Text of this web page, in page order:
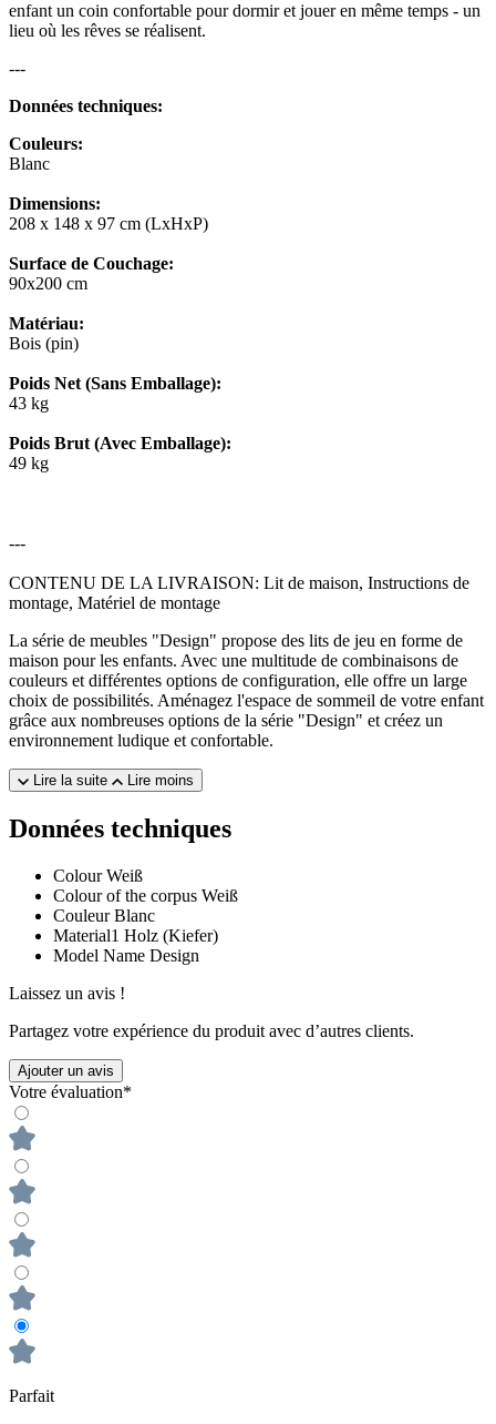
enfant un coin confortable pour dormir et jouer en même temps - un
lieu où les rêves se réalisent.
---
Données techniques:
Couleurs:
Blanc
Dimensions:
208 x 148 x 97 cm (LxHxP)
Surface de Couchage:
90x200 cm
Matériau:
Bois (pin)
Poids Net (Sans Emballage):
43 kg
Poids Brut (Avec Emballage):
49 kg
---
CONTENU DE LA LIVRAISON: Lit de maison, Instructions de
montage, Matériel de montage
La série de meubles "Design" propose des lits de jeu en forme de
maison pour les enfants. Avec une multitude de combinaisons de
couleurs et différentes options de configuration, elle offre un large
choix de possibilités. Aménagez l'espace de sommeil de votre enfant
grâce aux nombreuses options de la série "Design" et créez un
environnement ludique et confortable.
Lire la suite Lire moins
Données techniques
Colour Weiß
Colour of the corpus Weiß
Couleur Blanc
Material1 Holz (Kiefer)
Model Name Design
Laissez un avis !
Partagez votre expérience du produit avec d’autres clients.
Ajouter un avis
Votre évaluation*
Parfait